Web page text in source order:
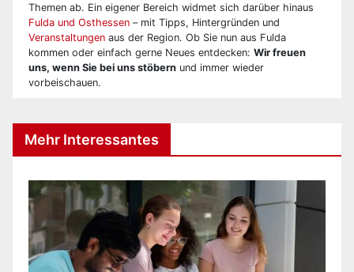
Themen ab. Ein eigener Bereich widmet sich darüber hinaus
Fulda und Osthessen – mit Tipps, Hintergründen und
Veranstaltungen aus der Region. Ob Sie nun aus Fulda
kommen oder einfach gerne Neues entdecken: Wir freuen
uns, wenn Sie bei uns stöbern und immer wieder
vorbeischauen.
Mehr Interessantes